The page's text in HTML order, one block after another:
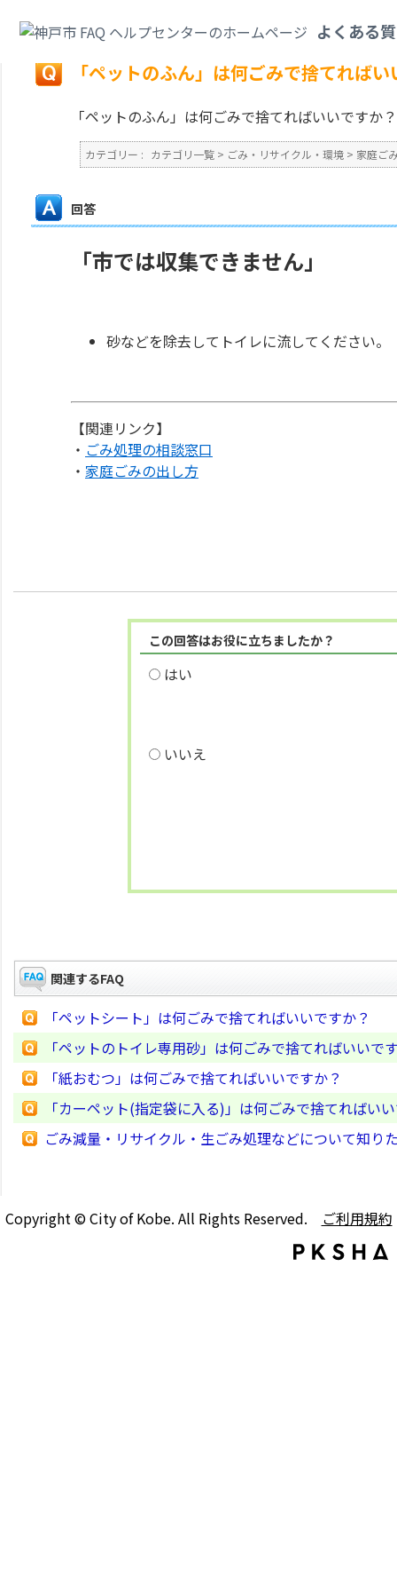
よくある
戻る
「ペットのふん」は何ごみで捨てれば
「ペットのふん」は何ごみで捨てればいいですか？
カテゴリー : カテゴリ一覧 > ごみ・リサイクル・環境 > 家庭ご
回答
「市では収集できません」
砂などを除去してトイレに流してください。
【関連リンク】
・ ごみ処理の相談窓口
・ 家庭ごみの出し方
この回答はお役に立ちましたか？
はい
いいえ
関連するFAQ
「ペットシート」は何ごみで捨てればいいですか？
「ペットのトイレ専用砂」は何ごみで捨てればいいで
「紙おむつ」は何ごみで捨てればいいですか？
「カーペット(指定袋に入る)」は何ごみで捨てればい
ごみ減量・リサイクル・生ごみ処理などについて知り
Copyright © City of Kobe. All Rights Reserved. ご利用規約